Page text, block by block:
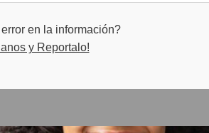
de Diseño
en la información?
y Reportalo!